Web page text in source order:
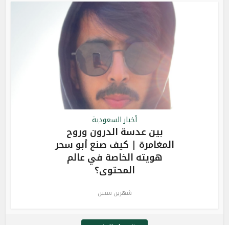
أخبار السعودية
بين عدسة الدرون وروح
المغامرة | كيف صنع أبو سحر
هويته الخاصة في عالم
المحتوى؟
شهرين سنين